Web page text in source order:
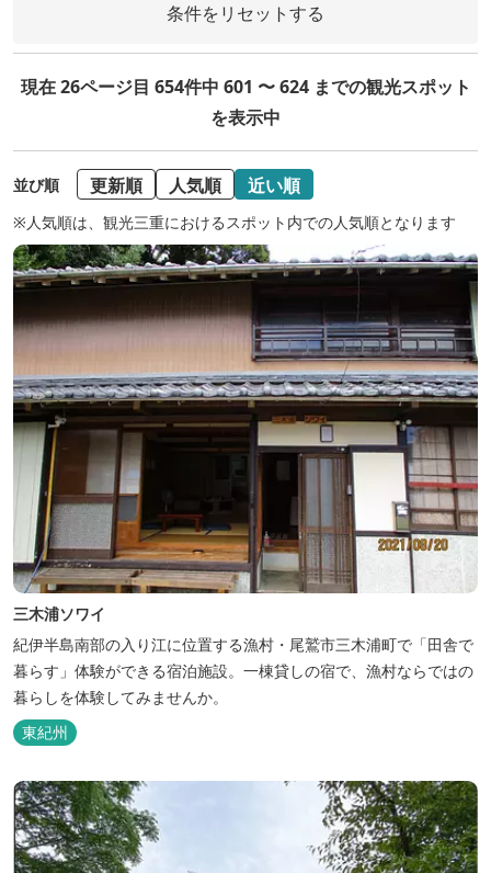
条件をリセットする
現在 26ページ目 654件中 601 〜 624 までの観光スポット
を表示中
並び順 更新順 人気順 近い順
※人気順は、観光三重におけるスポット内での人気順となります
三木浦ソワイ
紀伊半島南部の入り江に位置する漁村・尾鷲市三木浦町で「田舎で
暮らす」体験ができる宿泊施設。一棟貸しの宿で、漁村ならではの
暮らしを体験してみませんか。
東紀州